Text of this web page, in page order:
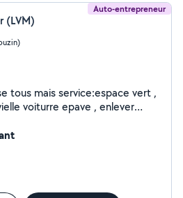
Auto-entrepreneur
(LVM)
tous mais service:espace vert ,
voiturre epave , enlever